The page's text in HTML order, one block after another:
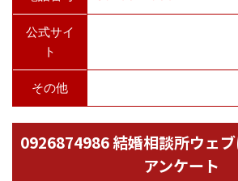
公式サイ
ト
その他
0926874986 結婚相談所ウェ
アンケート